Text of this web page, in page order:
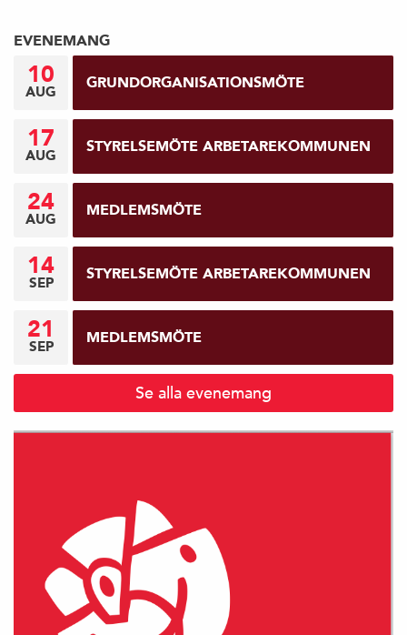
EVENEMANG
10
AUG GRUNDORGANISATIONSMÖTE
17
AUG STYRELSEMÖTE ARBETAREKOMMUNEN
24
AUG MEDLEMSMÖTE
14
SEP STYRELSEMÖTE ARBETAREKOMMUNEN
21
SEP MEDLEMSMÖTE
Se alla evenemang